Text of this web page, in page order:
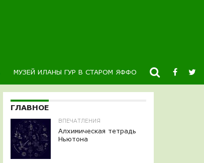
МУЗЕЙ ИЛАНЫ ГУР В СТАРОМ ЯФФО НОВОСТИ
ГЛАВНОЕ
ВПЕЧАТЛЕНИЯ
Алхимическая тетрадь
Ньютона